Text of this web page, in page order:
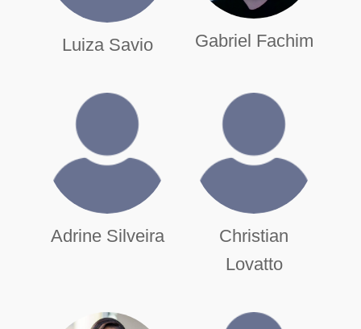
Luiza Savio Gabriel Fachim
Adrine Silveira
Christian
Lovatto